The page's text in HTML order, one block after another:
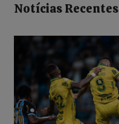
Notícias Recentes